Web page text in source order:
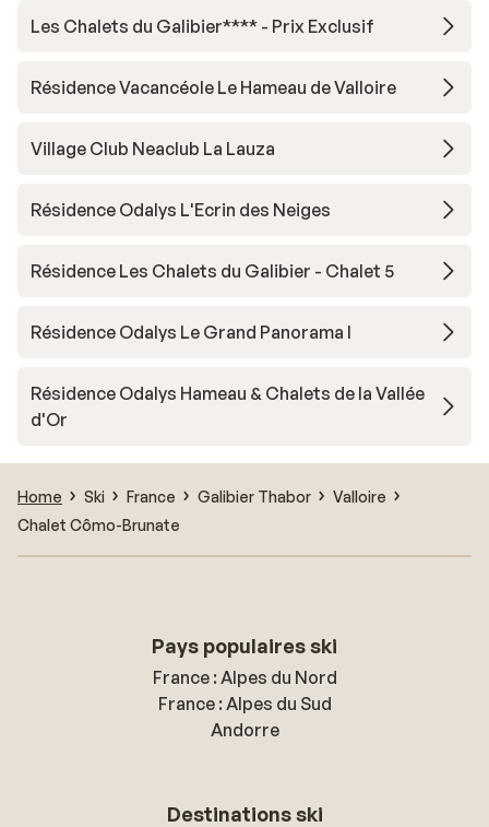
Les Chalets du Galibier**** - Prix Exclusif
Résidence Vacancéole Le Hameau de Valloire
Village Club Neaclub La Lauza
Résidence Odalys L'Ecrin des Neiges
Résidence Les Chalets du Galibier - Chalet 5
Résidence Odalys Le Grand Panorama I
Résidence Odalys Hameau & Chalets de la Vallée
d'Or
Home Ski France Galibier Thabor
Valloire
Chalet Cômo-Brunate
Pays populaires ski
France : Alpes du Nord
France : Alpes du Sud
Andorre
Destinations ski